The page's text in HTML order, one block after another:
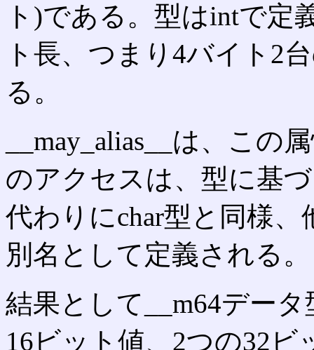
ト)である。型はintで定
ト長、つまり4バイト2
る。
__may_alias__は、こ
のアクセスは、型に基
代わりにchar型と同様
別名として定義される。
結果として__m64デー
16ビット値、2つの32